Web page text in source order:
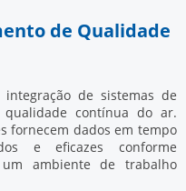
de Qualidade
de sistemas de
contínua do ar.
fornecem dados em tempo
e eficazes conforme
ambiente de trabalho